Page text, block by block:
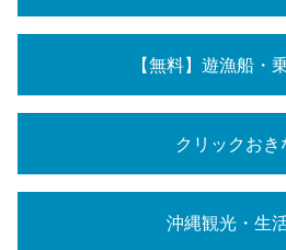
【無料】遊漁船・
クリックおき
沖縄観光・生